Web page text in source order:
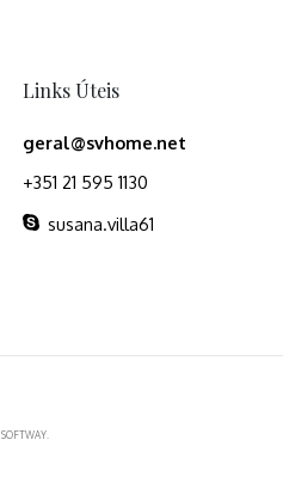
Links Úteis
geral@svhome.net
+351 21 595 1130
susana.villa61
SOFTWAY.